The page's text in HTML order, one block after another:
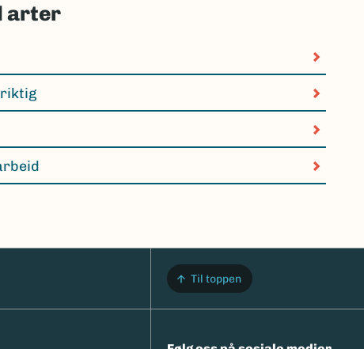
arter
Til toppen